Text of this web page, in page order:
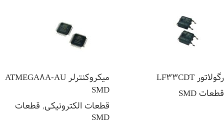
رگولاتور LF33CDT
قطعات SMD
میکروکنترلر ATMEGA8A-AU
SMD
قطعات الکترونیکی, قطعات
SMD